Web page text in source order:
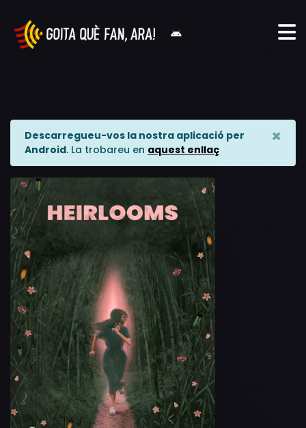
Descarregueu-vos la nostra aplicació per
Android. La trobareu en aquest enllaç
×